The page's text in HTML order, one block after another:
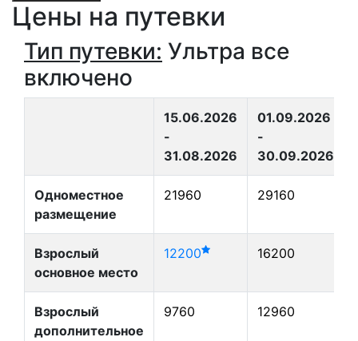
Цены на путевки
Тип путевки: Ультра все
включено
15.06.2026
-
31.08.2026
01.09.2026
-
30.09.2026
Одноместное
размещение
21960 29160
Взрослый
основное место
12200 16200
Взрослый
дополнительное
9760 12960